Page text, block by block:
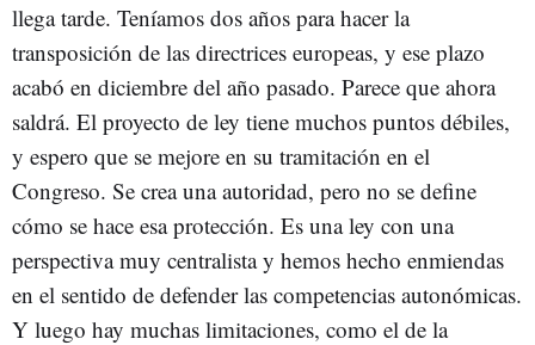
llega tarde. Teníamos dos años para hacer la
transposición de las directrices europeas, y ese plazo
acabó en diciembre del año pasado. Parece que ahora
saldrá. El proyecto de ley tiene muchos puntos débiles,
y espero que se mejore en su tramitación en el
Congreso. Se crea una autoridad, pero no se define
cómo se hace esa protección. Es una ley con una
perspectiva muy centralista y hemos hecho enmiendas
en el sentido de defender las competencias autonómicas.
Y luego hay muchas limitaciones, como el de la